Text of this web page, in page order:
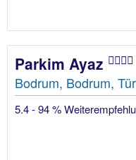
Parkim Ayaz
Bodrum, Bodrum,
5.4 - 94 %